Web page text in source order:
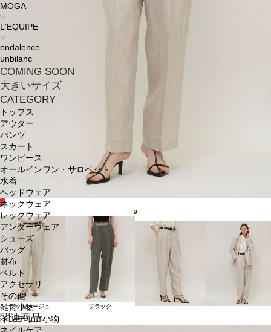
MOGA
L'EQUIPE
endalence
unbilanc
COMING SOON
大きいサイズ
CATEGORY
トップス
アウター
パンツ
スカート
ワンピース
オールインワン・サロペット
水着
ヘッドウェア
ネックウェア
レッグウェア
アンダーウェア
シューズ
バッグ
財布
ベルト
アクセサリ
その他
雑貨小物
インテリア小物
9
ライトベージュ ブラック
関連商品